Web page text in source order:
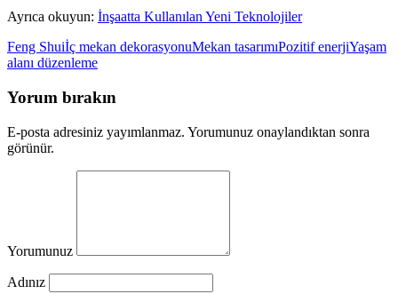
Ayrıca okuyun: İnşaatta Kullanılan Yeni Teknolojiler
Feng Shuiİç mekan dekorasyonuMekan tasarımıPozitif enerjiYaşam
alanı düzenleme
Yorum bırakın
E-posta adresiniz yayımlanmaz. Yorumunuz onaylandıktan sonra
görünür.
Yorumunuz
Adınız